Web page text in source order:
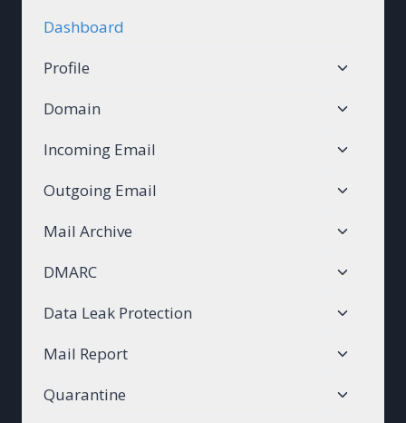
Dashboard
Profile
Toggle
menu
Domain
Toggle
menu
Incoming Email
Toggle
menu
Outgoing Email
Toggle
menu
Mail Archive
Toggle
menu
DMARC
Toggle
menu
Data Leak Protection
Toggle
menu
Mail Report
Toggle
menu
Quarantine
Toggle